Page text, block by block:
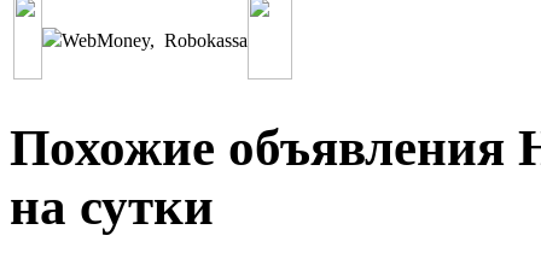
WebMoney, Robokassa
Похожие объявления
на сутки